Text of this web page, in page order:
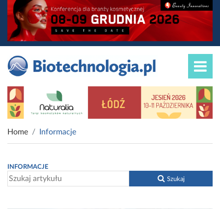
Home Informacje
INFORMACJE
Szukaj